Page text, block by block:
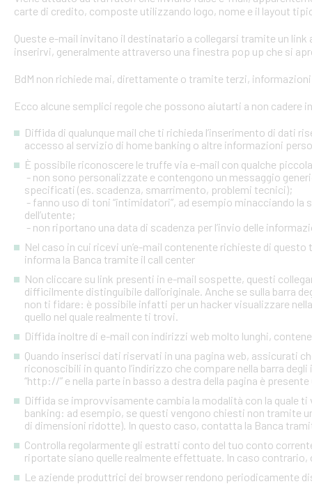
carte di credito, composte utilizzando logo, nome e il layout
Queste e-mail invitano il destinatario a collegarsi tramite un
inserirvi, generalmente attraverso una finestra pop up che si
BdM non richiede mai, direttamente o tramite terzi,
Ecco alcune semplici regole che possono aiutarti a non cadere
Diffida di qualunque mail che ti richieda l’inserimento di dati
accesso al servizio di home banking o altre informazioni
È possibile riconoscere le truffe via e-mail con qualche
- non sono personalizzate e contengono un messaggio
specificati (es. scadenza, smarrimento, problemi tecnici);
- fanno uso di toni “intimidatori”, ad esempio minacciando
dell’utente;
- non riportano una data di scadenza per l’invio delle
Nel caso in cui ricevi un’e-mail contenente richieste di
informa la Banca tramite il call center
Non cliccare su link presenti in e-mail sospette, questi
difficilmente distinguibile dall’originale. Anche se sulla barra
non ti fidare: è possibile infatti per un hacker visualizzare
quello nel quale realmente ti trovi.
Diffida inoltre di e-mail con indirizzi web molto lunghi,
Quando inserisci dati riservati in una pagina web, assicurati
riconoscibili in quanto l’indirizzo che compare nella barra
“http://” e nella parte in basso a destra della pagina è
Diffida se improvvisamente cambia la modalità con la quale
banking: ad esempio, se questi vengono chiesti non tramite
di dimensioni ridotte). In questo caso, contatta la Banca
Controlla regolarmente gli estratti conto del tuo conto
riportate siano quelle realmente effettuate. In caso
Le aziende produttrici dei browser rendono periodicamente